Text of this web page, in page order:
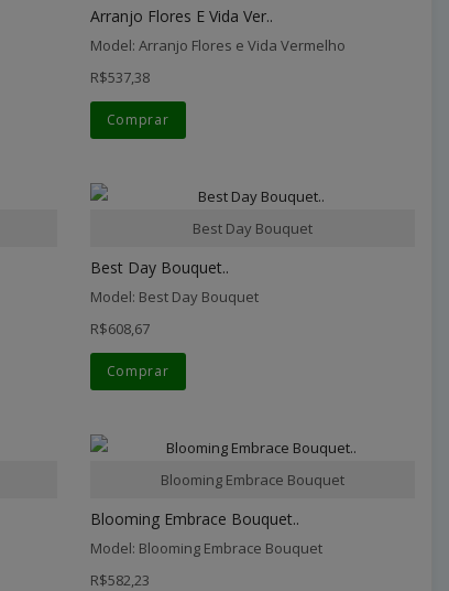
Arranjo Flores E Vida Ver..
Model: Arranjo Flores e Vida Vermelho
R$537,38
Comprar
Best Day Bouquet
Best Day Bouquet..
Model: Best Day Bouquet
R$608,67
Comprar
Blooming Embrace Bouquet
Blooming Embrace Bouquet..
Model: Blooming Embrace Bouquet
R$582,23